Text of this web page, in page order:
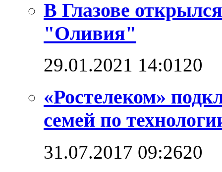
В Глазове
"Оливия"
29.01.2021 14:0120
«Ростелеком»
семей по
31.07.2017 09:2620